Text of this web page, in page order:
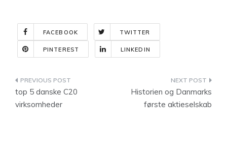
FACEBOOK TWITTER
PINTEREST LINKEDIN
Indlægsnavigation
top 5 danske C20
virksomheder
Historien og Danmarks
første aktieselskab